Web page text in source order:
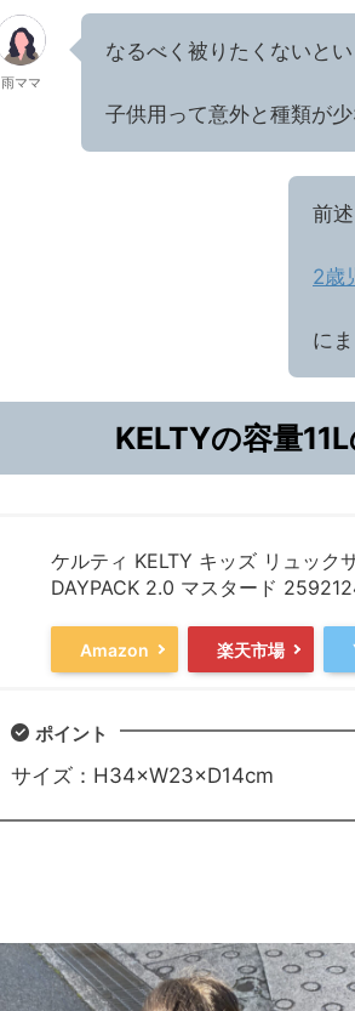
雨ママ
なるべく被りたくないと
子供用って意外と種類が少
前
2歳
に
KELTYの容量
ケルティ KELTY キッズ リュック
DAYPACK 2.0 マスタード
Amazon 楽天市場
ポイント
サイズ：H34×W23×D14cm